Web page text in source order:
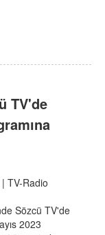
TV'de
TV-Radio
Sözcü TV'de
2023